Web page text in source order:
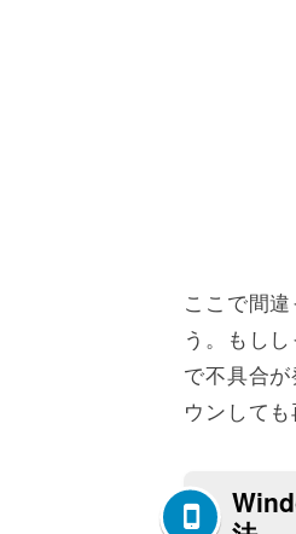
ここで間
う。もし
で不具合
ウンして